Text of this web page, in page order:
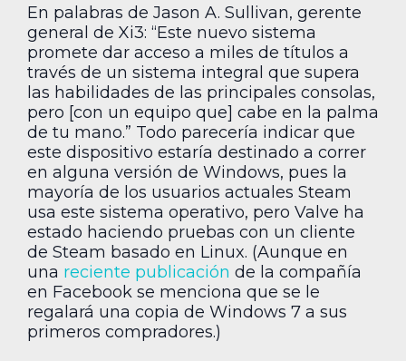
En palabras de Jason A. Sullivan, gerente
general de Xi3: “Este nuevo sistema
promete dar acceso a miles de títulos a
través de un sistema integral que supera
las habilidades de las principales consolas,
pero [con un equipo que] cabe en la palma
de tu mano.” Todo parecería indicar que
este dispositivo estaría destinado a correr
en alguna versión de Windows, pues la
mayoría de los usuarios actuales Steam
usa este sistema operativo, pero Valve ha
estado haciendo pruebas con un cliente
de Steam basado en Linux. (Aunque en
una reciente publicación de la compañía
en Facebook se menciona que se le
regalará una copia de Windows 7 a sus
primeros compradores.)